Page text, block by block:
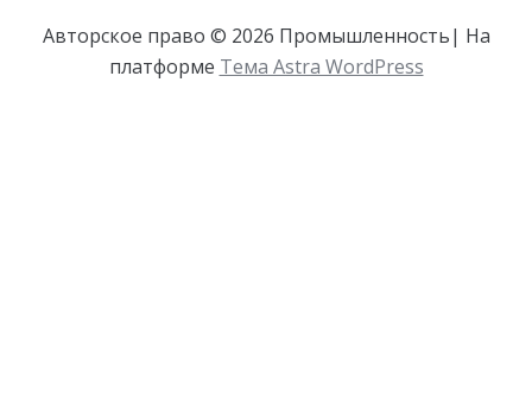
Авторское право © 2026 Промышленность| На
платформе Тема Astra WordPress